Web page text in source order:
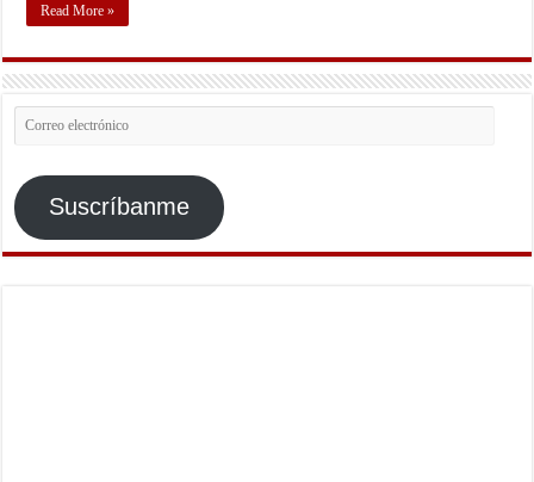
Read More »
Correo
electrónico
Suscríbanme